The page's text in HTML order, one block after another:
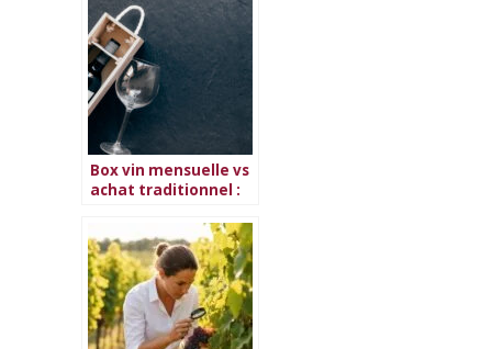
Box vin mensuelle vs
achat traditionnel :